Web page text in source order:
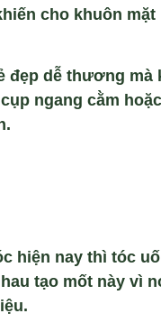
cho khuôn mặt
đẹp dễ thương mà
ngang cằm
hiện nay thì tóc u
tạo mốt này vì
ệu.